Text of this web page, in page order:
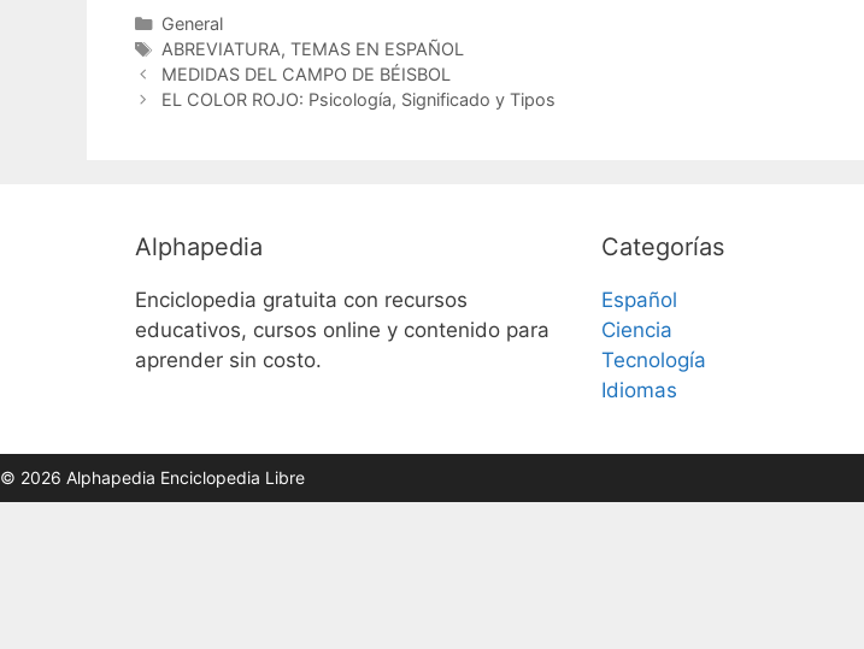
Categorías
General
Etiquetas
ABREVIATURA, TEMAS EN ESPAÑOL
MEDIDAS DEL CAMPO DE BÉISBOL
EL COLOR ROJO: Psicología, Significado y Tipos
Alphapedia
Enciclopedia gratuita con recursos
educativos, cursos online y contenido para
aprender sin costo.
Categorías
Español
Ciencia
Tecnología
Idiomas